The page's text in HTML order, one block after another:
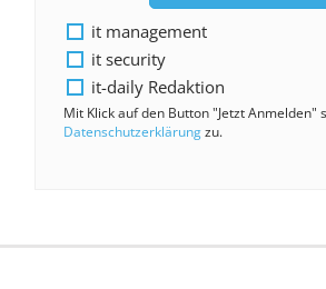
it management
it security
it-daily Redaktion
Mit Klick auf den Button "Jetzt Anmelden"
Datenschutzerklärungzu.